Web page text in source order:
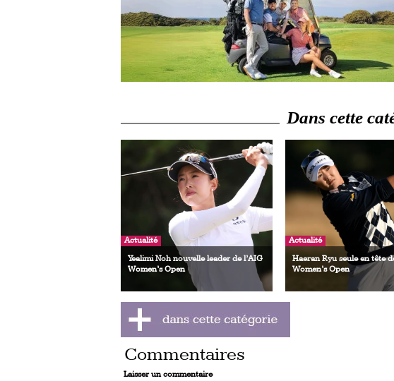
Dans cette
Actualité
Yealimi Noh nouvelle leader de l’AIG
Women’s Open
Actualité
Haeran Ryu seule en tête
Women’s Open
Commentaires
Laisser un commentaire